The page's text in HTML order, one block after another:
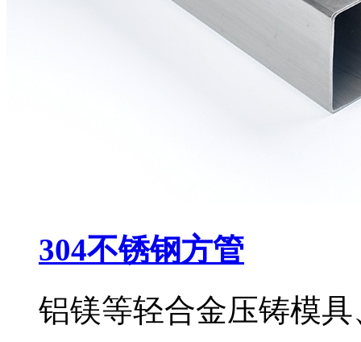
304不锈钢方管
铝镁等轻合金压铸模